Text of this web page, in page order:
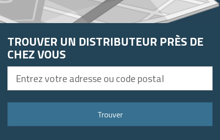
TROUVER UN DISTRIBUTEUR PRÈS DE
CHEZ VOUS
votre
Trouver